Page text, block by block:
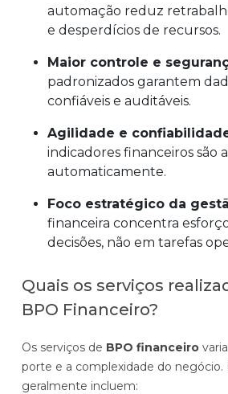
automação reduz
e desperdícios de recursos.
Maior controle e
padronizados garantem
confiáveis e auditáveis.
Agilidade e
indicadores financeiros são
automaticamente.
Foco estratégico da
financeira concentra
decisões, não em tarefas
Quais os serviços
BPO Financeiro?
Os serviços de BPO financeiro
porte e a complexidade do
geralmente incluem: